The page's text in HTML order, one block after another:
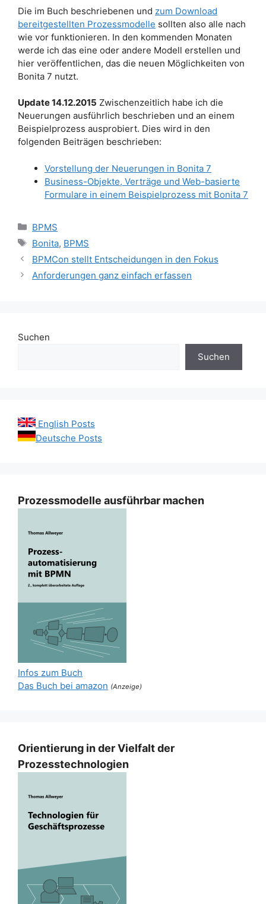
Die im Buch beschriebenen und zum Download
bereitgestellten Prozessmodelle sollten also alle nach
wie vor funktionieren. In den kommenden Monaten
werde ich das eine oder andere Modell erstellen und
hier veröffentlichen, das die neuen Möglichkeiten von
Bonita 7 nutzt.
Update 14.12.2015 Zwischenzeitlich habe ich die
Neuerungen ausführlich beschrieben und an einem
Beispielprozess ausprobiert. Dies wird in den
folgenden Beiträgen beschrieben:
Vorstellung der Neuerungen in Bonita 7
Business-Objekte, Verträge und Web-basierte
Formulare in einem Beispielprozess mit Bonita 7
Kategorien
BPMS
Schlagwörter
Bonita, BPMS
BPMCon stellt Entscheidungen in den Fokus
Anforderungen ganz einfach erfassen
Suchen
Suchen
English Posts
Deutsche Posts
Prozessmodelle ausführbar machen
Infos zum Buch
Das Buch bei amazon (Anzeige)
Orientierung in der Vielfalt der
Prozesstechnologien